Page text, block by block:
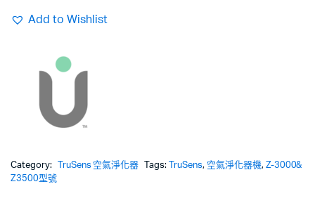
Add to Wishlist
Category: TruSens 空氣淨化器 Tags: TruSens, 空氣淨化器機, Z-3000&
Z3500型號